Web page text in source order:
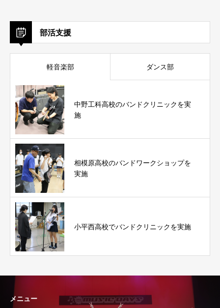
部活支援
軽音楽部 ダンス部
中野工科高校のバンドクリニックを実
施
相模原高校のバンドワークショップを
実施
小平西高校でバンドクリニックを実施
メニュー